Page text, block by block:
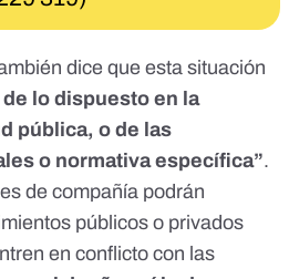
dice que esta situación
de lo dispuesto en la
pública, o de las
o normativa específica”.
de compañía podrán
públicos o privados
en conflicto con las